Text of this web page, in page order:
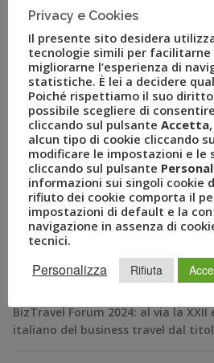
resort (Clubviaggi Resorts). Piergiulio
Donzelli, Amministratore […]
RECENT POSTS
A Novembre il Business Travel in
BizTravel Forum 2024: al via la XXII
italiano del business travel dal
Privacy e Cookies
Il presente sito desidera
tecnologie simili per
migliorarne l’esperienza di
statistiche. È lei a decidere
Poiché rispettiamo il suo
possibile scegliere di
cliccando sul pulsante Accetta
alcun tipo di cookie cliccando
modificare le impostazioni e le
cliccando sul pulsante
informazioni sui singoli cookie
rifiuto dei cookie comporta il
impostazioni di default e la
navigazione in assenza di
tecnici.
Personalizza Rifiuta